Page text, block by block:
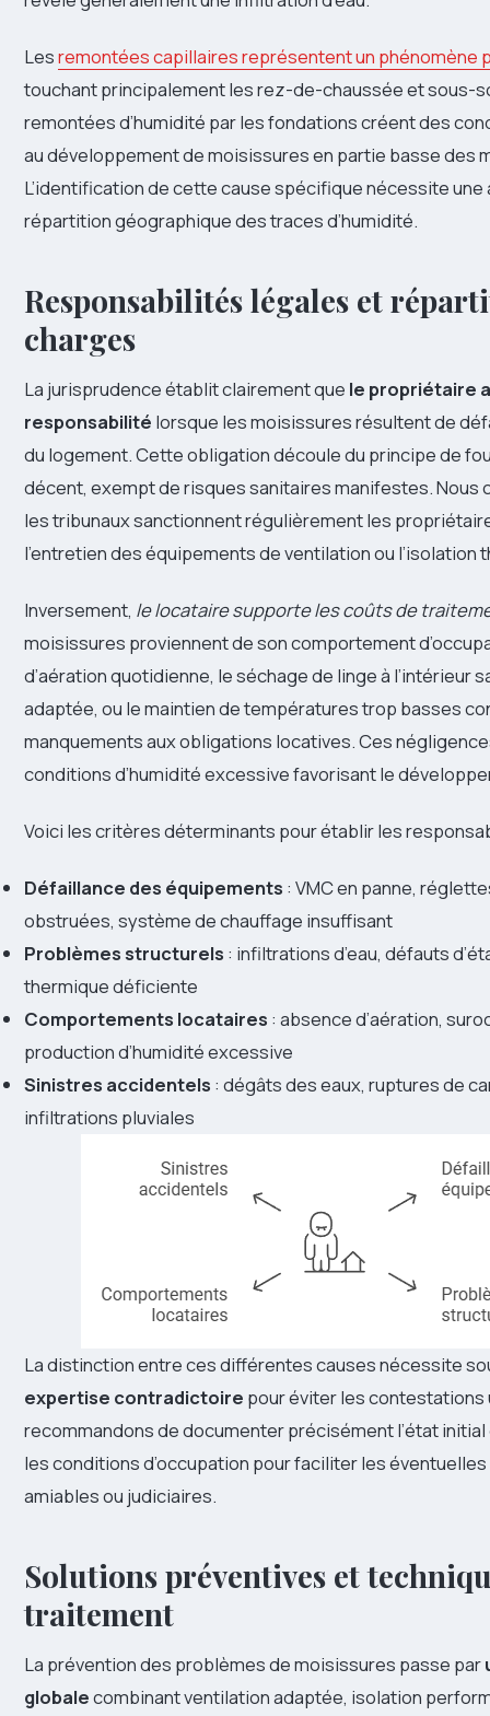
Lesremontées capillaires représentent un phénomène
touchant principalement les rez-de-chaussée et sous-
remontées d’humidité par les fondations créent des
au développement de moisissures en partie basse des
L’identification de cette cause spécifique nécessite une
répartition géographique des traces d’humidité.
Responsabilités légales et
charges
La jurisprudence établit clairement que le propriétaire
responsabilité lorsque les moisissures résultent de
du logement. Cette obligation découle du principe de
décent, exempt de risques sanitaires manifestes. Nous
les tribunaux sanctionnent régulièrement les
l’entretien des équipements de ventilation ou l’isolation
Inversement, le locataire supporte les coûts de
moisissures proviennent de son comportement
d’aération quotidienne, le séchage de linge à l’intérieur
adaptée, ou le maintien de températures trop basses
manquements aux obligations locatives. Ces
conditions d’humidité excessive favorisant le
Voici les critères déterminants pour établir les
Défaillance des équipements : VMC en panne,
obstruées, système de chauffage insuffisant
Problèmes structurels : infiltrations d’eau, défauts
thermique déficiente
Comportements locataires : absence d’aération,
production d’humidité excessive
Sinistres accidentels : dégâts des eaux, ruptures de
infiltrations pluviales
La distinction entre ces différentes causes nécessite
expertise contradictoire pour éviter les contestations
recommandons de documenter précisément l’état
les conditions d’occupation pour faciliter les
amiables ou judiciaires.
Solutions préventives et
traitement
La prévention des problèmes de moisissures passe par
globalecombinant ventilation adaptée, isolation